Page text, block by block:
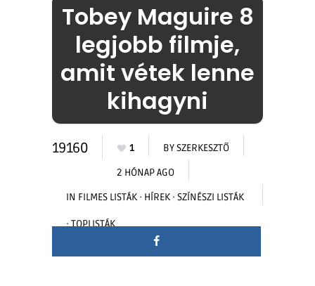
Tobey Maguire 8
legjobb filmje,
amit vétek lenne
kihagyni
19160 1 BYSZERKESZTŐ
2 HÓNAP AGO
IN FILMES LISTÁK · HÍREK · SZÍNÉSZI LISTÁK
·TOPLISTÁK